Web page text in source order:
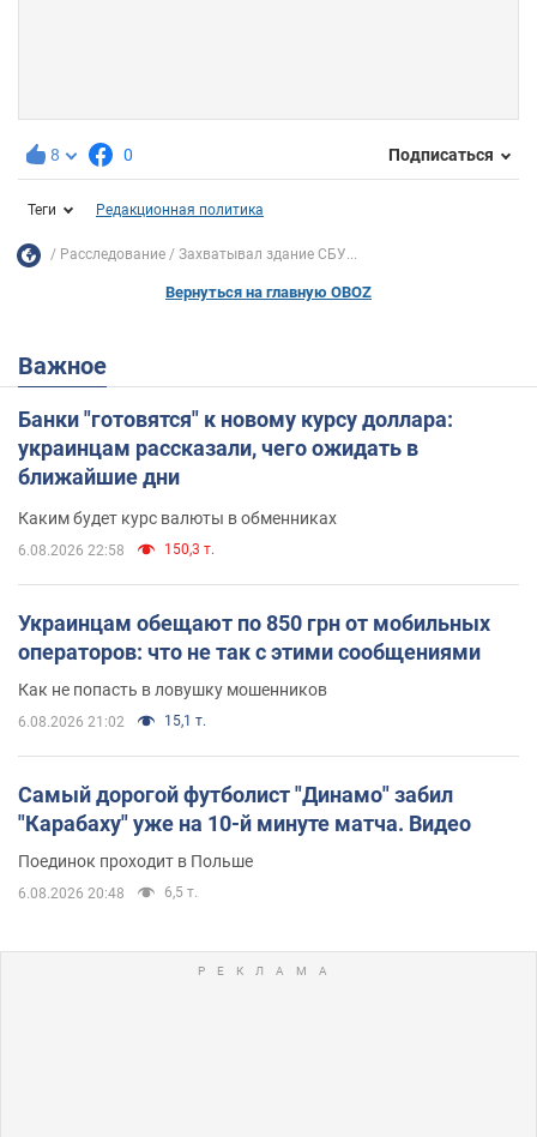
8 0 Подписаться
Теги Редакционная политика
Расследование Захватывал здание СБУ...
Вернуться на главную OBOZ
Важное
Банки "готовятся" к новому курсу доллара:
украинцам рассказали, чего ожидать в
ближайшие дни
Каким будет курс валюты в обменниках
6.08.2026 22:58 150,3 т.
Украинцам обещают по 850 грн от мобильных
операторов: что не так с этими сообщениями
Как не попасть в ловушку мошенников
6.08.2026 21:02 15,1 т.
Самый дорогой футболист "Динамо" забил
"Карабаху" уже на 10-й минуте матча. Видео
Поединок проходит в Польше
6.08.2026 20:48 6,5 т.